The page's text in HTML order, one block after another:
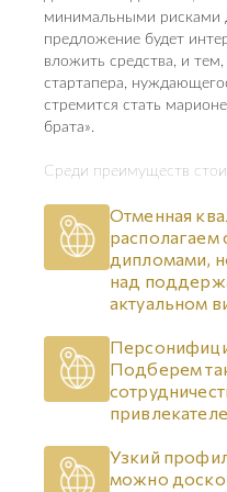
минимальными рисками
предложение будет
вложить средства, и тем,
стартапера,
стремится стать
брата».
Среди преимуществ
Отменная
дипломами,
над
актуальном
Подберем
Узкий
можно